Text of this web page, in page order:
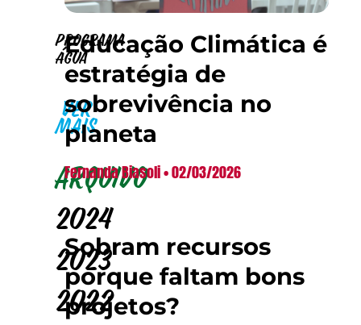
Programa
Água
VER
MAIS
Arquivo
2024
2023
2022
Educação Climática é
estratégia de
sobrevivência no
planeta
Fernanda Biasoli 02/03/2026
Sobram recursos
porque faltam bons
projetos?